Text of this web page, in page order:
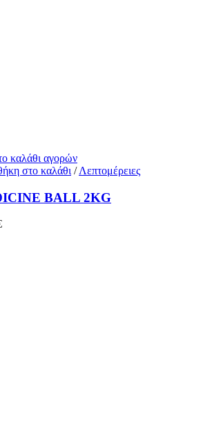
καλάθι αγορών
στο καλάθι / Λεπτομέρειες
BALL 2KG